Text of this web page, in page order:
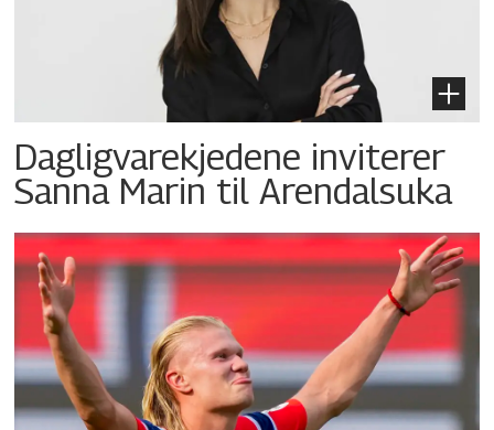
Dagligvarekjedene inviterer
Sanna Marin til Arendalsuka